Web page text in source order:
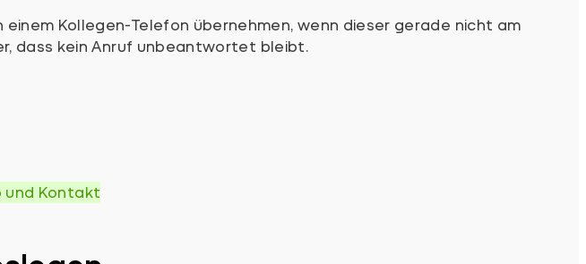
Kollegen-Telefon übernehmen, wenn dieser gerade nicht am
dass kein Anruf unbeantwortet bleibt.
und Kontakt